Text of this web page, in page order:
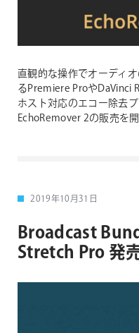
直観的な操作でオーディ
るPremiere ProやDaVinci
ホスト対応のエコー除去
EchoRemover 2の販売を開
2019年10月31日
Broadcast
Stretch Pro 発